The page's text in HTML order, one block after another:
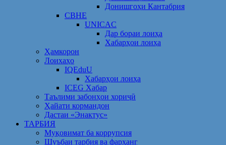
Донишгоҳи Кантабрия
CBHE
UNICAC
Дар бораи лоиҳа
Хабарҳои лоиҳа
Ҳамкорон
Лоихаҳо
IQEduU
Хабарҳои лоиҳа
ICEG Хабар
Таълими забонҳои хориҷӣ
Ҳайати кормандон
Дастаи «Энактус»
ТАРБИЯ
Муқовимат ба коррупсия
Шуъбаи тарбия ва фарҳанг